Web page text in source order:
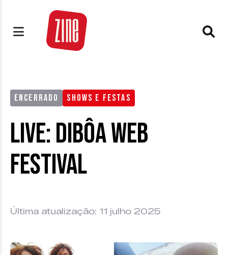
ENCERRADO SHOWS E FESTAS
Live: DiBôa Web
Festival
Última atualização: 11 julho 2025